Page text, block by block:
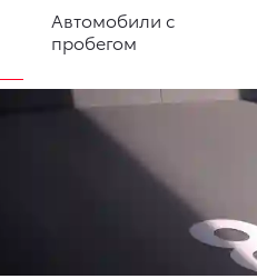
Автомобили с
пробегом